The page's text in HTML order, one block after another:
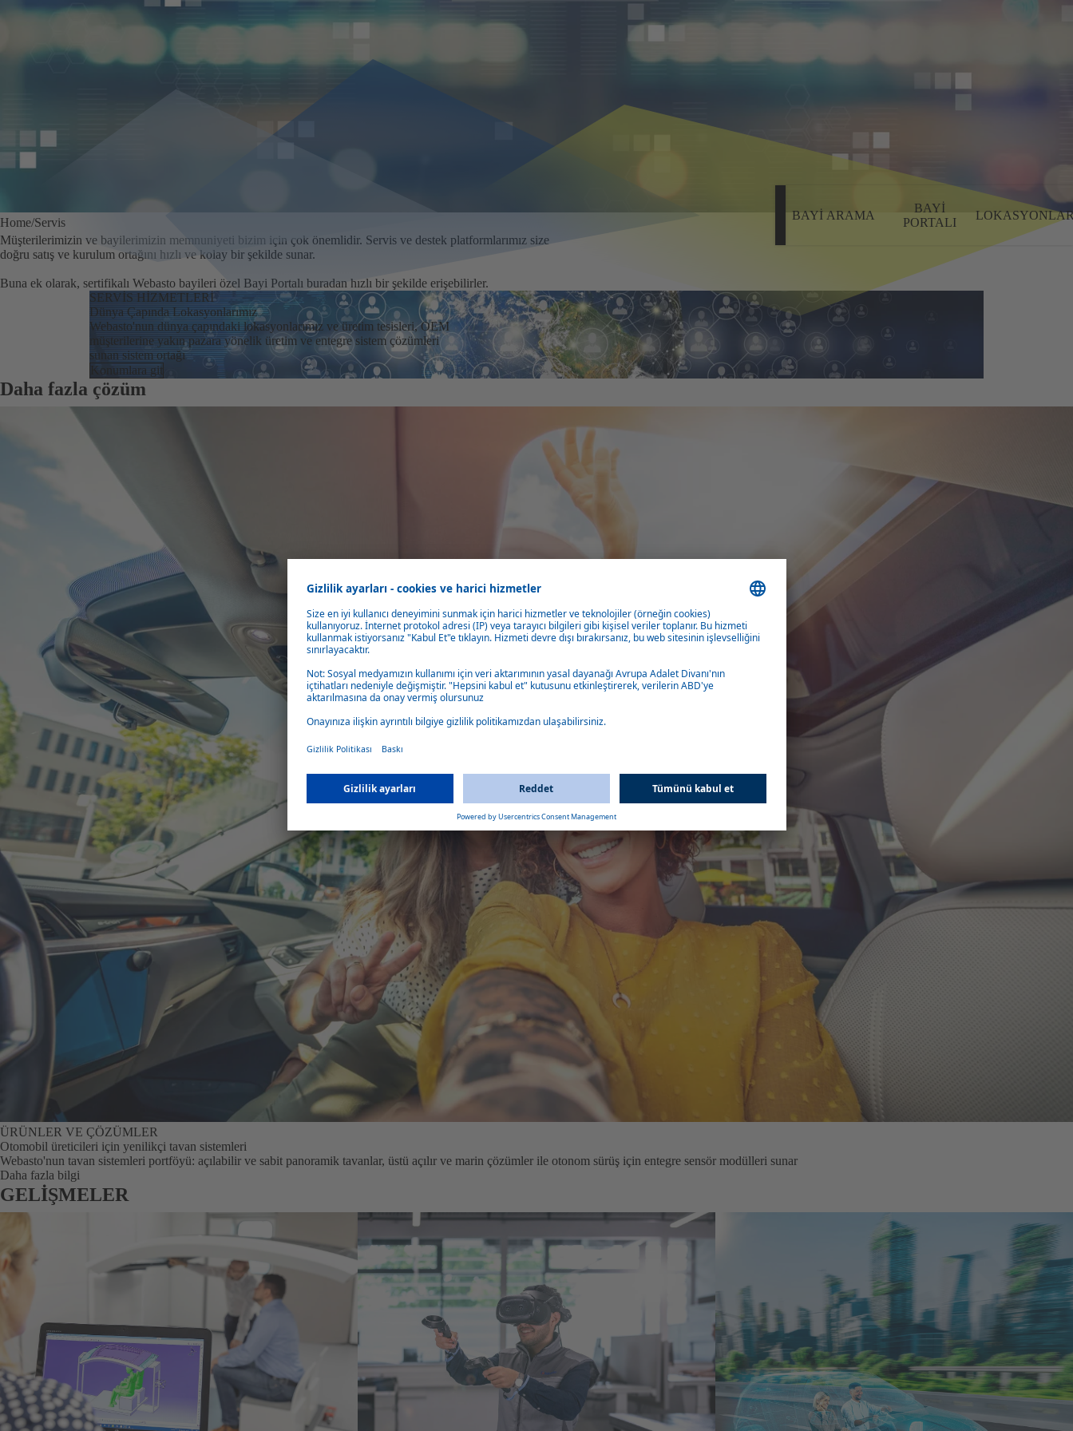
BAYI ARAMA
BAYI
PORTALI
Home Servis
Müşterilerimizin ve bayilerimizin memnuniyeti bizim için çok önemlidir. Servis ve destek platformlarımız size
doğru satış ve kurulum ortağını hızlı ve kolay bir şekilde sunar.
Buna ek olarak, sertifikalı Webasto bayileri özel Bayi Portalı buradan hızlı bir şekilde erişebilirler.
SERVİS HİZMETLERİ
Dünya Çapında Lokasyonlarımız
Webasto'nun dünya çapındaki lokasyonlarımız ve üretim tesisleri, OEM
müşterilerine yakın pazara yönelik üretim ve entegre sistem çözümleri
sunan sistem ortağı
Konumlara git
Daha fazla çözüm
ÜRÜNLER VE ÇÖZÜMLER
Otomobil üreticileri için yenilikçi tavan sistemleri
Webasto'nun tavan sistemleri portföyü: açılabilir ve sabit panoramik tavanlar, üstü açılır ve marin çözümler ile otonom sürüş için entegre sensör modülleri sunar
Daha fazla bilgi
GELİŞMELER